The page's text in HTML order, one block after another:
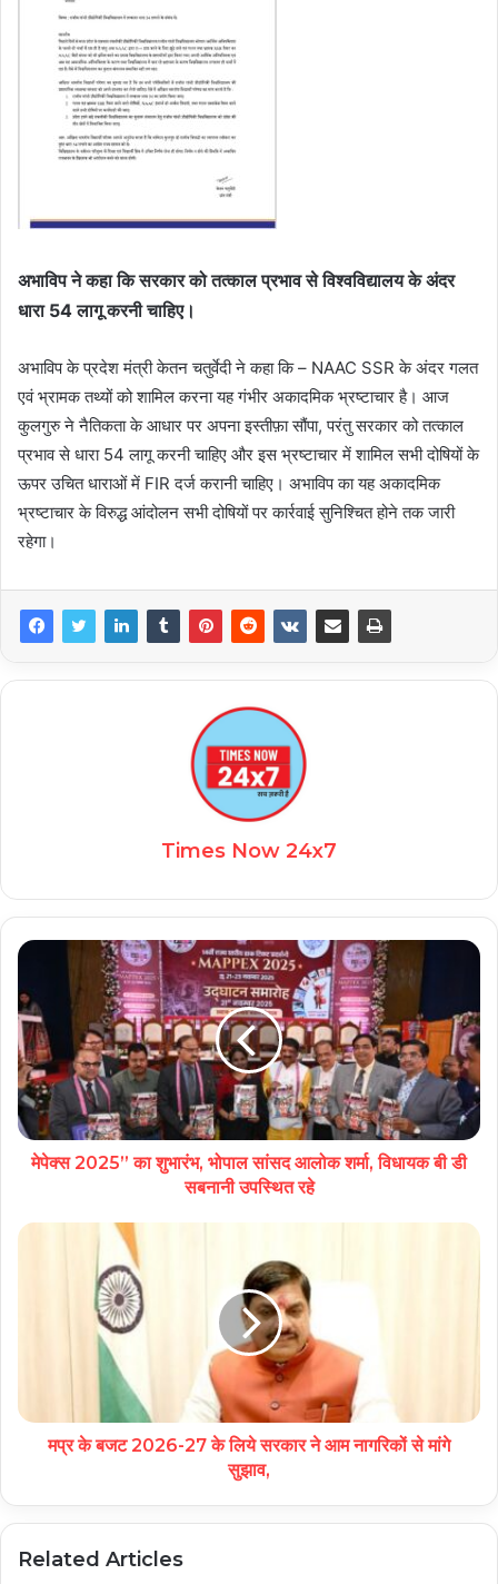
अभाविप ने कहा कि सरकार को तत्काल प्रभाव से विश्वविद्यालय के अंदर
धारा 54 लागू करनी चाहिए।
अभाविप के प्रदेश मंत्री केतन चतुर्वेदी ने कहा कि – NAAC SSR के अंदर गलत
एवं भ्रामक तथ्यों को शामिल करना यह गंभीर अकादमिक भ्रष्टाचार है। आज
कुलगुरु ने नैतिकता के आधार पर अपना इस्तीफ़ा सौंपा, परंतु सरकार को तत्काल
प्रभाव से धारा 54 लागू करनी चाहिए और इस भ्रष्टाचार में शामिल सभी दोषियों के
ऊपर उचित धाराओं में FIR दर्ज करानी चाहिए। अभाविप का यह अकादमिक
भ्रष्टाचार के विरुद्ध आंदोलन सभी दोषियों पर कार्रवाई सुनिश्चित होने तक जारी
रहेगा।
Times Now 24x7
मेपेक्स 2025” का शुभारंभ, भोपाल सांसद आलोक शर्मा, विधायक बी डी
सबनानी उपस्थित रहे
मप्र के बजट 2026-27 के लिये सरकार ने आम नागरिकों से मांगे
सुझाव,
Related Articles